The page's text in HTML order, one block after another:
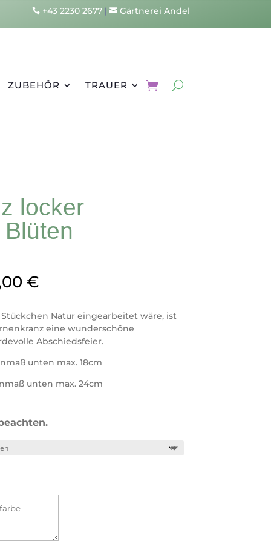
 +43 2230 2677| Gärtnerei Andel
ZUBEHÖR TRAUER
locker
€
Natur eingearbeitet wäre, ist
eine wunderschöne
Abschiedsfeier.
unten max. 18cm
unten max. 24cm